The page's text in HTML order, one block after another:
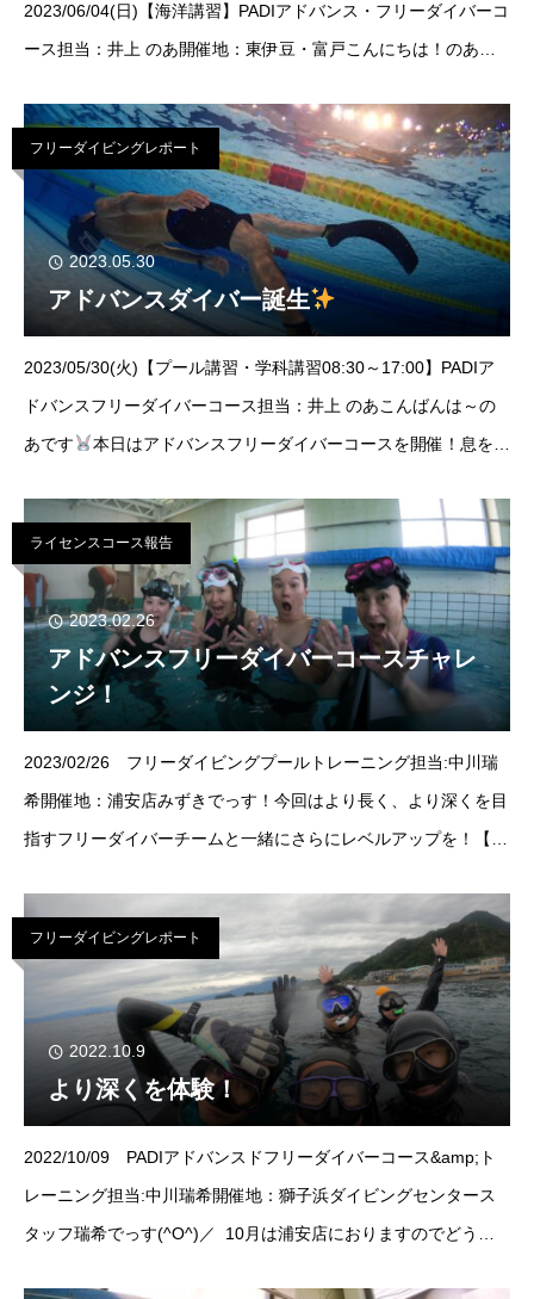
2023/06/04(日)【海洋講習】PADIアドバンス・フリーダイバーコ
ース担当：井上 のあ開催地：東伊豆・富戸こんにちは！のあで
り大きな
フリーダイビングレポート
2023.05.30
アドバンスダイバー誕生
2023/05/30(火)【プール講習・学科講習08:30～17:00】PADIア
ドバンスフリーダイバーコース担当：井上 のあこんばんは～の
あです
本日はアドバンスフリーダイバーコースを開催！息を止
たが
ライセンスコース報告
2023.02.26
アドバンスフリーダイバーコースチャレ
ンジ！
2023/02/26 フリーダイビングプールトレーニング担当:中川瑞
希開催地：浦安店みずきでっす！今回はより長く、より深くを目
指すフリーダイバーチームと一緒にさらにレベルアップを！【ア
フリーダイビングレポート
2022.10.9
より深くを体験！
2022/10/09 PADIアドバンスドフリーダイバーコース&amp;ト
レーニング担当:中川瑞希開催地：獅子浜ダイビングセンタース
タッフ瑞希でっす(^O^)／ 10月は浦安店におりますのでどうぞ